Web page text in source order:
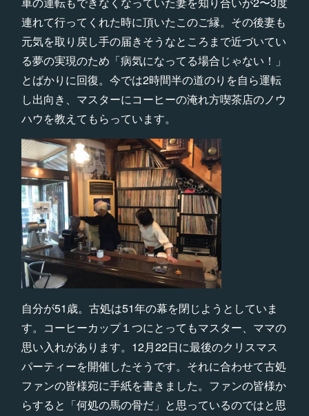
連れて行ってくれた時に頂いたこのご縁。その後妻も
元気を取り戻し手の届きそうなところまで近づいてい
る夢の実現のため「病気になってる場合じゃない！」
とばかりに回復。今では2時間半の道のりを自ら運転
し出向き、マスターにコーヒーの淹れ方喫茶店のノウ
ハウを教えてもらっています。
自分が51歳。古処は51年の幕を閉じようとしていま
す。コーヒーカップ１つにとってもマスター、ママの
思い入れがあります。12月22日に最後のクリスマス
パーティーを開催したそうです。それに合わせて古処
ファンの皆様宛に手紙を書きました。ファンの皆様か
らすると「何処の馬の骨だ」と思っているのではと思